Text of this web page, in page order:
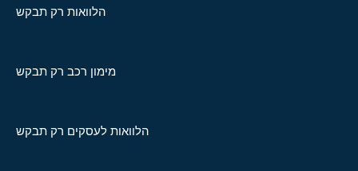
הלוואות רק תבקש
מימון רכב רק תבקש
הלוואות לעסקים רק תבקש